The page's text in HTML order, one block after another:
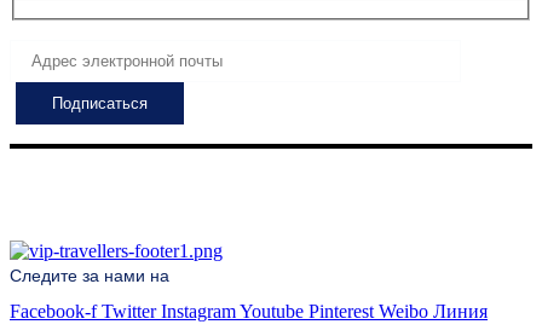
Следите за нами на
Facebook-f Twitter InstagramYoutube Pinterest Weibo Линия